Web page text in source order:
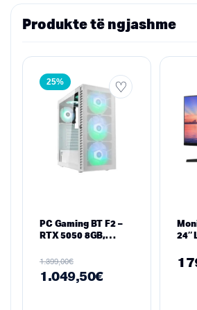
Produkte të ngjashme
25%
PC Gaming BT F2 –
RTX 5050 8GB,
16GB RAM, 512GB
SSD M.2
1.399,00€
1.049,50€
24″